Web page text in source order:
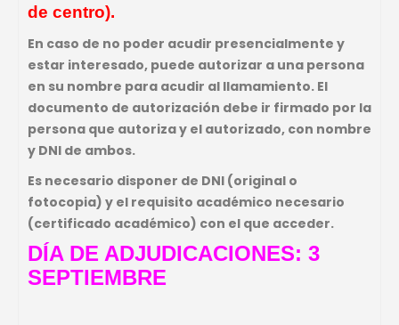
de centro).
En caso de no poder acudir presencialmente y
estar interesado, puede autorizar a una persona
en su nombre para acudir al llamamiento. El
documento de autorización debe ir firmado por la
persona que autoriza y el autorizado, con nombre
y DNI de ambos.
Es necesario disponer de DNI (original o
fotocopia) y el requisito académico necesario
(certificado académico) con el que acceder.
DÍA DE ADJUDICACIONES: 3
SEPTIEMBRE